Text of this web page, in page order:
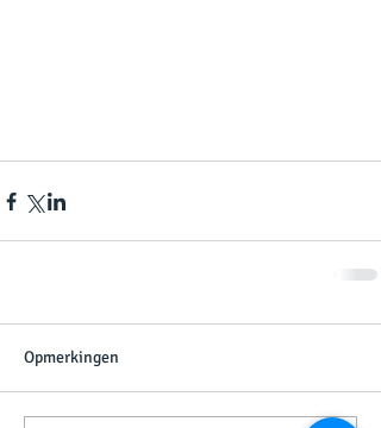
Opmerkingen